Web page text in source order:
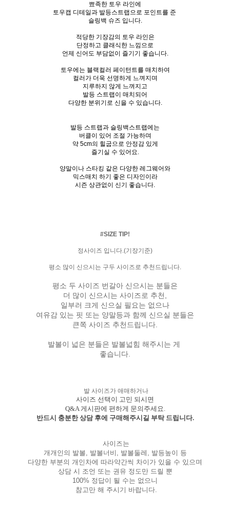
뾰족한 토우 라인에
토우캡 디테일과 발등스트랩으로 포인트를 준
슬링백 슈즈 입니다.
적당한 기장감의 토우 라인은
단정하고 클래식한 느낌으로
언제 신어도 부담없이 즐기기 좋습니다.
토우에는 블랙컬러 페이턴트를 매치하여
컬러가 더욱 선명하게 느껴지며
지루하지 않게 느껴지고
발등 스트랩이 매치되어
다양한 분위기로 신을 수 있습니다.
발등 스트랩과 슬링백스트랩에는
버클이 있어 조절 가능하며
약 5cm의 힐굽으로 안정감 있게
즐기실 수 있어요.
양말이나 스타킹 같은 다양한 레그웨어와
믹스매치 하기 좋은 디자인이라
시즌 상관없이 신기 좋습니다.
#SIZE TIP!
정사이즈 입니다.(기장기준)
평소 많이 신으시는 구두 사이즈로 추천드립니다.
평소 두 사이즈 번갈아 신으시는 분들은
더 많이 신으시는 사이즈로 추천,
일부러 크게 신으실 필요는 없으나
여유감 있는 핏 또는 양말등과 함께 신으실 분들은
큰쪽 사이즈 추천드립니다.
발볼이 넓은 분들은 발볼넓힘 해주시는 게
좋습니다.
발 사이즈가 애매하거나
사이즈 선택이 고민 되시면
Q&A 게시판에 편하게 문의주세요.
반드시 충분한 상담 후에 구매해주시길 부탁 드립니다.
사이즈는
개개인의 발볼, 발볼너비, 발볼둘레, 발등높이 등
다양한 부분의 개인차에 따라약간씩 차이가 있을 수 있으며
상담 시 조언 또는 권유 정도만 드릴 뿐
100% 정답이 될 수는 없으니
참고만 해 주시기 바랍니다.